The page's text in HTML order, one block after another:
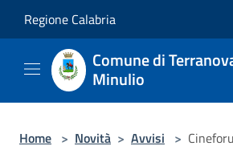
Regione Calabria
Comune di
Minulio
Home > Novità > Avvisi >